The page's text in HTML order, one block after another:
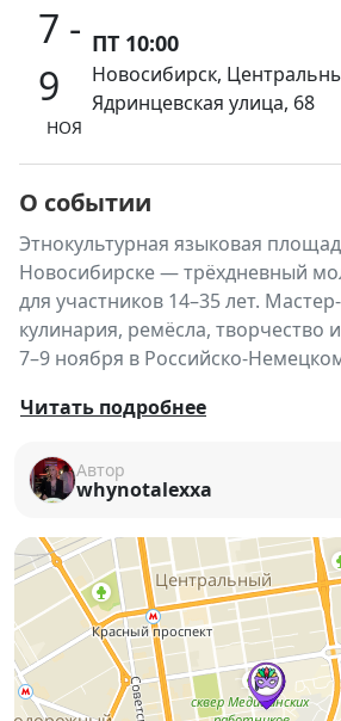
7 -
9
НОЯ
ПТ 10:00
Новосибирск,
Ядринцевская улица, 68
О событии
Этнокультурная языковая
Новосибирске — трёхдневный
для участников 14–35 лет.
кулинария, ремёсла, творчество
7–9 ноября в Российско-
🇩🇪Этнокультурная языковая
📅7–9 ноября 2025 года
📍Новосибирский областной
☎Запись и заявки:
223-61-60,
🔗Подробнее ВКонтакте
🌍
Что это за проект?
Это ежегоднаяэтнокультурная
площадка— уникальное
Читать подробнее
Автор
whynotalexxa